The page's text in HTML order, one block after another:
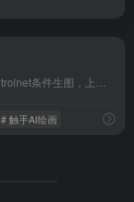
# 触手AI绘画